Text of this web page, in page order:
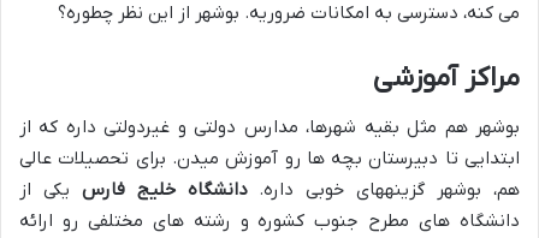
می کنه، دسترسی به امکانات ضروریه. بوشهر از این نظر چطوره؟
مراکز آموزشی
بوشهر هم مثل بقیه شهرها، مدارس دولتی و غیردولتی داره که از
ابتدایی تا دبیرستان بچه ها رو آموزش میدن. برای تحصیلات عالی
هم، بوشهر گزینه‎های خوبی داره.
دانشگاه خلیج فارس یکی از
دانشگاه های مطرح جنوب کشوره و رشته های مختلفی رو ارائه